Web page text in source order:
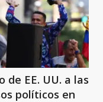
de EE. UU. a las
políticos en